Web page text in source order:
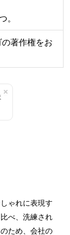
。
著作権をお
×
ゃれに表現す
べ、洗練され
ため、会社の